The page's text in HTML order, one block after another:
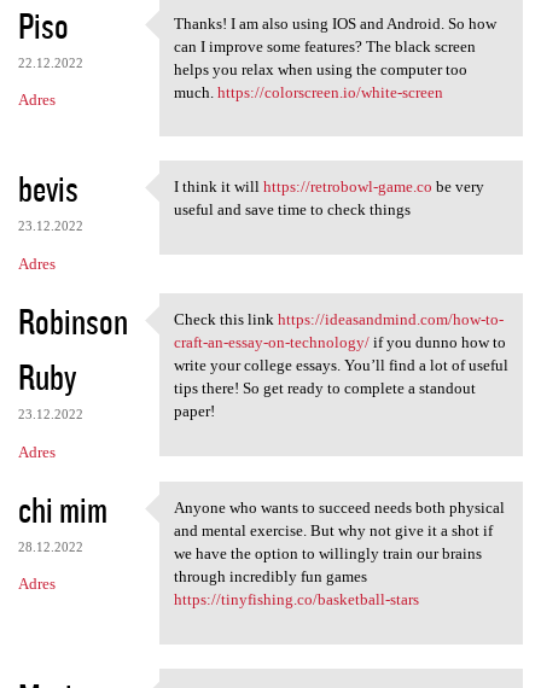
Piso
22.12.2022
Adres
Thanks! I am also using IOS
Thanks! I am also using IOS and Android. So how
can I improve some features? The black screen
helps you relax when using the computer too
much. https://colorscreen.io/white-screen
bevis
23.12.2022
Adres
I think it will https:/
I think it will https://retrobowl-game.co be very
useful and save time to check things
Robinson
Ruby
23.12.2022
Adres
Check this link https:/
Check this link https://ideasandmind.com/how-to-
craft-an-essay-on-technology/if you dunno how to
write your college essays. You’ll find a lot of useful
tips there! So get ready to complete a standout
paper!
chi mim
28.12.2022
Adres
Anyone who wants to succeed
Anyone who wants to succeed needs both physical
and mental exercise. But why not give it a shot if
we have the option to willingly train our brains
through incredibly fun games
https://tinyfishing.co/basketball-stars